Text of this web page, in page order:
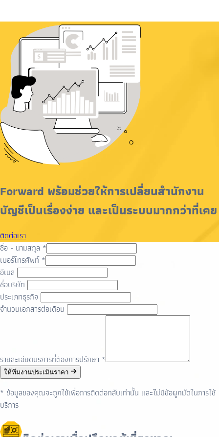
Forward พร้อมช่วยให้การเปลี่ยนสำนักงาน
บัญชีเป็นเรื่องง่าย และเป็นระบบมากกว่าที่เคย
ติดต่อเรา
ชื่อ - นามสกุล *
เบอร์โทรศัพท์ *
อีเมล
ชื่อบริษัท
ประเภทธุรกิจ
จำนวนเอกสารต่อเดือน
รายละเอียดบริการที่ต้องการปรึกษา *
ให้ทีมงานประเมินราคา
* ข้อมูลของคุณจะถูกใช้เพื่อการติดต่อกลับเท่านั้น และไม่มีข้อผูกมัดในการใช้
บริการ